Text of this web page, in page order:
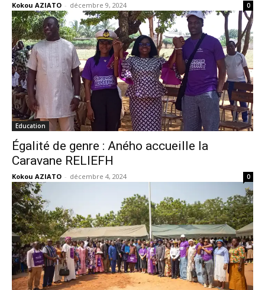
Kokou AZIATO - décembre 9, 2024 0
Education
Égalité de genre : Aného accueille la
Caravane RELIEFH
Kokou AZIATO - décembre 4, 2024 0